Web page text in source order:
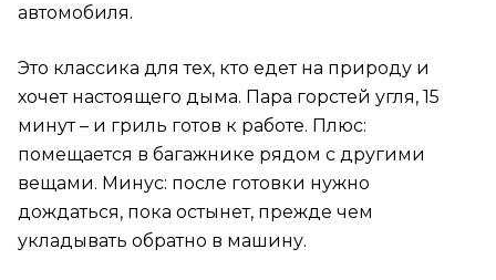
автомобиля.
Это классика для тех, кто едет на природу и
хочет настоящего дыма. Пара горстей угля, 15
минут – и гриль готов к работе. Плюс:
помещается в багажнике рядом с другими
вещами. Минус: после готовки нужно
дождаться, пока остынет, прежде чем
укладывать обратно в машину.